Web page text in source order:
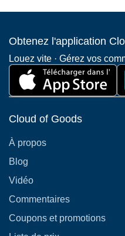
Obtenez l'application
Louez vite · Gérez vos
Cloud of Goods
À propos
Blog
Vidéo
Commentaires
Coupons et promotions